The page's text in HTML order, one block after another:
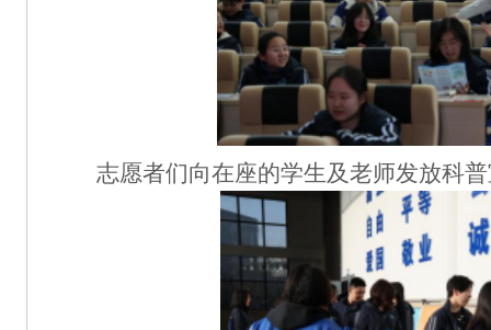
志愿者们向在座的学生及老师发放科